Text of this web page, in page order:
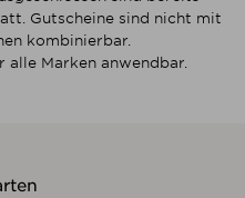
Gutscheine sind nicht mit
kombinierbar.
Marken anwendbar.